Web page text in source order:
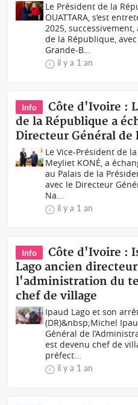
Le Président de la
OUATTARA, s’est
2025,
de la République,
Grande-B...
il y a 1 an
Info
Côte d'Ivoire :
de la République a
Directeur Général de
Le Vice-Président de
Meyliet KONÉ, a
au Palais de la
avec le Directeur
Na...
il y a 1 an
Info
Côte d'Ivoire :
Lago ancien
l'administration du
chef de village
Ipaud Lago et son
(DR)&nbsp;Michel
Général de
est devenu chef de
préfect...
il y a 1 an